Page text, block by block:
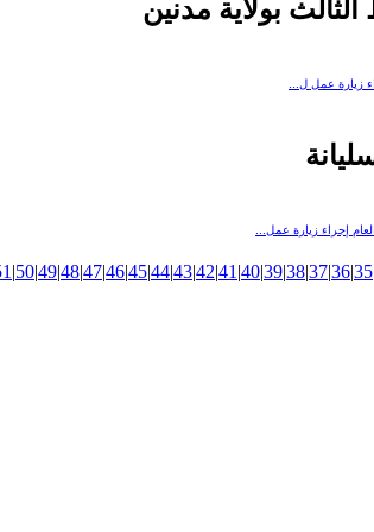
بولاية مدنين
زيارة عمل ل...
إجراء زيارة عمل...
35
|
36
|
37
|
38
|
39
|
40
|
41
|
42
|
43
|
44
|
45
|
46
|
47
|
48
|
49
|
50
|